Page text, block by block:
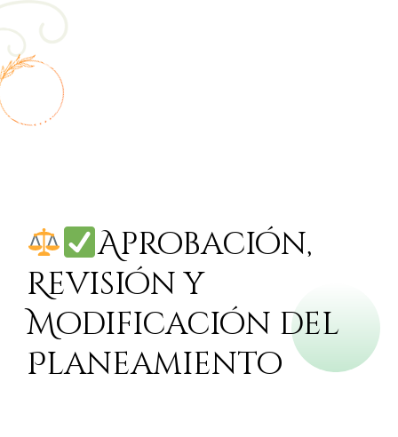
Aprobación,
Revisión y
Modificación del
Planeamiento